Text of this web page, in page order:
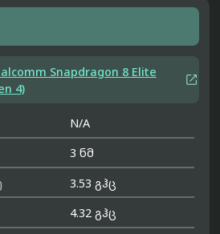
Snapdragon 8 Elite
4)

N/A
3 ნმ
3.53 გჰც
4.32 გჰც